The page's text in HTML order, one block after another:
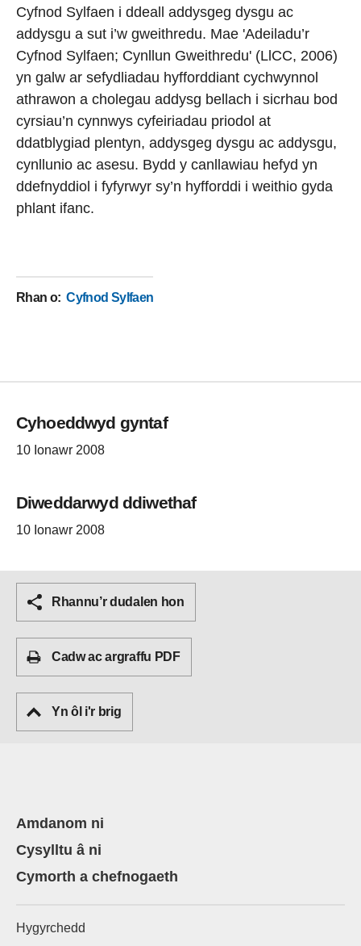
Cyfnod Sylfaen i ddeall addysgeg dysgu ac
addysgu a sut i’w gweithredu. Mae 'Adeiladu’r
Cyfnod Sylfaen; Cynllun Gweithredu' (LlCC, 2006)
yn galw ar sefydliadau hyfforddiant cychwynnol
athrawon a cholegau addysg bellach i sicrhau bod
cyrsiau’n cynnwys cyfeiriadau priodol at
ddatblygiad plentyn, addysgeg dysgu ac addysgu,
cynllunio ac asesu. Bydd y canllawiau hefyd yn
ddefnyddiol i fyfyrwyr sy’n hyfforddi i weithio gyda
phlant ifanc.
Rhan o:Cyfnod Sylfaen
Cyhoeddwyd gyntaf
10 Ionawr 2008
Diweddarwyd ddiwethaf
10 Ionawr 2008
Rhannu’r dudalen hon
Cadw ac argraffu PDF
Yn ôl i'r brig
Amdanom ni
Cysylltu â ni
Cymorth a chefnogaeth
Hygyrchedd